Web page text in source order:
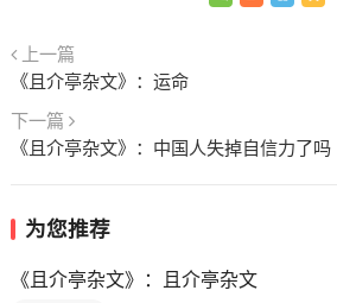
上一篇
《且介亭杂文》：运命
下一篇
《且介亭杂文》：中国人失掉自信力了吗
为您推荐
《且介亭杂文》：且介亭杂文